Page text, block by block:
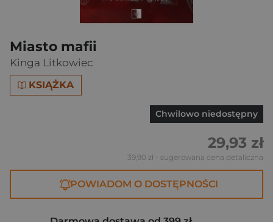
Miasto mafii
Kinga Litkowiec
KSIĄŻKA
Chwilowo niedostępny
29,93 zł
39,90 zł - sugerowana cena detaliczna
POWIADOM O DOSTĘPNOŚCI